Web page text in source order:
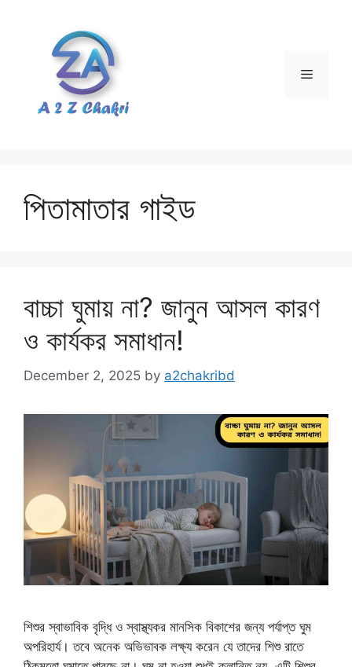
Menu
পিতামাতার গাইড
বাচ্চা ঘুমায় না? জানুন আসল কারণ
ও কার্যকর সমাধান!
December 2, 2025 by a2chakribd
শিশুর স্বাভাবিক বৃদ্ধি ও স্বাস্থ্যকর মানসিক বিকাশের জন্য পর্যাপ্ত ঘুম
অপরিহার্য। তবে অনেক অভিভাবক লক্ষ্য করেন যে তাদের শিশু রাতে